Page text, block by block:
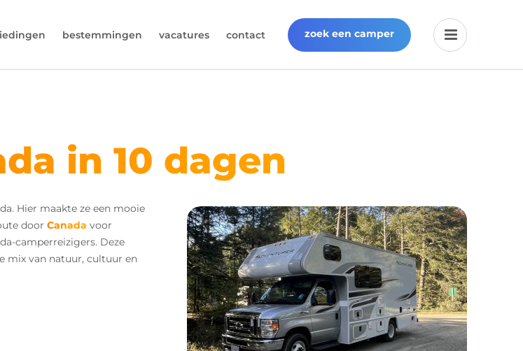
mailtje sturen.
bestemmingen vacatures contact zoek een camper
in 10 dagen
Hier maakte ze een mooie
door Canada voor
camperreizigers. Deze
mix van natuur, cultuur en